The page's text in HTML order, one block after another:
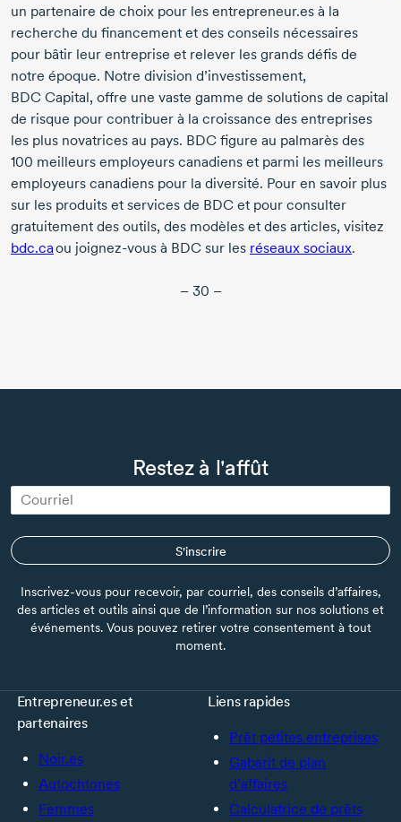
un partenaire de choix pour les entrepreneur.es à la
recherche du financement et des conseils nécessaires
pour bâtir leur entreprise et relever les grands défis de
notre époque. Notre division d’investissement,
BDC Capital, offre une vaste gamme de solutions de capital
de risque pour contribuer à la croissance des entreprises
les plus novatrices au pays. BDC figure au palmarès des
100 meilleurs employeurs canadiens et parmi les meilleurs
employeurs canadiens pour la diversité. Pour en savoir plus
sur les produits et services de BDC et pour consulter
gratuitement des outils, des modèles et des articles, visitez
bdc.caou joignez-vous à BDC sur les réseaux sociaux.
– 30 –
Restez à l'affût
S'inscrire
Inscrivez-vous pour recevoir, par courriel, des conseils d’affaires,
des articles et outils ainsi que de l’information sur nos solutions et
événements. Vous pouvez retirer votre consentement à tout
moment.
Entrepreneur.es et
partenaires
Noir.es
Autochtones
Femmes
Liens rapides
Prêt petites entreprises
Gabarit de plan
d’affaires
Calculatrice de prêts